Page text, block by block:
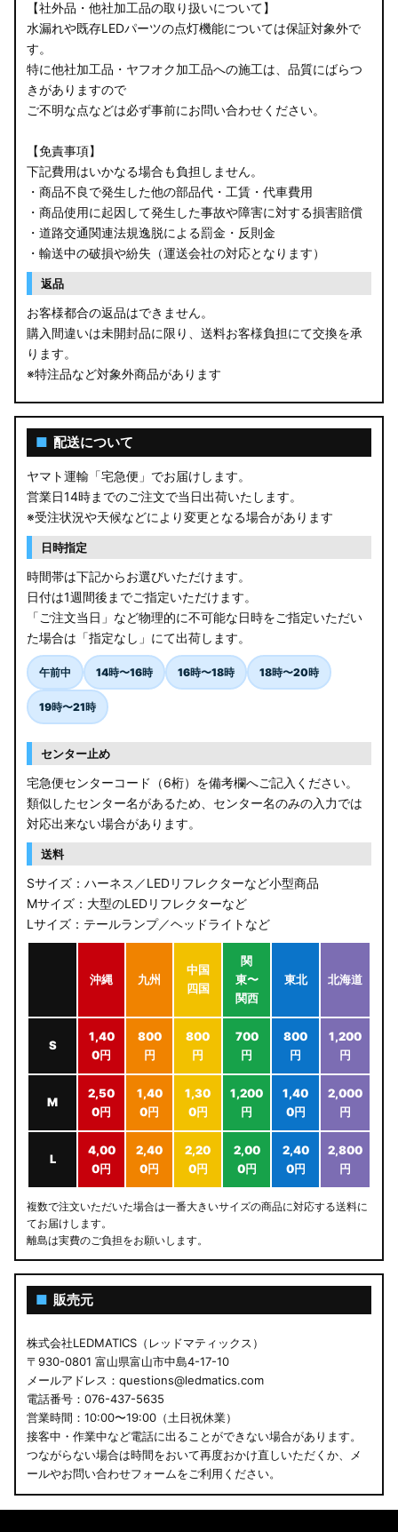
【社外品・他社加工品の取り扱いについて】
水漏れや既存LEDパーツの点灯機能については保証対象外で
す。
特に他社加工品・ヤフオク加工品への施工は、品質にばらつ
きがありますので
ご不明な点などは必ず事前にお問い合わせください。
【免責事項】
下記費用はいかなる場合も負担しません。
・商品不良で発生した他の部品代・工賃・代車費用
・商品使用に起因して発生した事故や障害に対する損害賠償
・道路交通関連法規逸脱による罰金・反則金
・輸送中の破損や紛失（運送会社の対応となります）
返品
お客様都合の返品はできません。
購入間違いは未開封品に限り、送料お客様負担にて交換を承
ります。
※特注品など対象外商品があります
■ 配送について
ヤマト運輸「宅急便」でお届けします。
営業日14時までのご注文で当日出荷いたします。
※受注状況や天候などにより変更となる場合があります
日時指定
時間帯は下記からお選びいただけます。
日付は1週間後までご指定いただけます。
「ご注文当日」など物理的に不可能な日時をご指定いただい
た場合は「指定なし」にて出荷します。
午前中 14時〜16時 16時〜18時 18時〜20時
19時〜21時
センター止め
宅急便センターコード（6桁）を備考欄へご記入ください。
類似したセンター名があるため、センター名のみの入力では
対応出来ない場合があります。
送料
Sサイズ：ハーネス／LEDリフレクターなど小型商品
Mサイズ：大型のLEDリフレクターなど
Lサイズ：テールランプ／ヘッドライトなど
沖縄 九州
中国
四国
関
東〜
関西
東北 北海道
S
1,40
0円
800
円
800
円
700
円
800
円
1,200
円
M
2,50
0円
1,40
0円
1,30
0円
1,200
円
1,40
0円
2,000
円
L
4,00
0円
2,40
0円
2,20
0円
2,00
0円
2,40
0円
2,800
円
複数で注文いただいた場合は一番大きいサイズの商品に対応する送料に
てお届けします。
離島は実費のご負担をお願いします。
■ 販売元
株式会社LEDMATICS（レッドマティックス）
〒930-0801 富山県富山市中島4-17-10
メールアドレス：questions@ledmatics.com
電話番号：076-437-5635
営業時間：10:00〜19:00（土日祝休業）
接客中・作業中など電話に出ることができない場合があります。
つながらない場合は時間をおいて再度おかけ直しいただくか、メ
ールやお問い合わせフォームをご利用ください。